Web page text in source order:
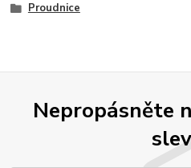
Proudnice
Nepropásněte